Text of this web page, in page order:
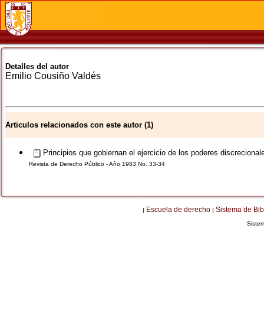
Detalles del autor
Emilio Cousiño Valdés
Articulos relacionados con este autor (1)
Principios que gobiernan el ejercicio de los poderes
Revista de Derecho Público - Año 1983 No. 33-34
| Escuela de derecho | Sistema de